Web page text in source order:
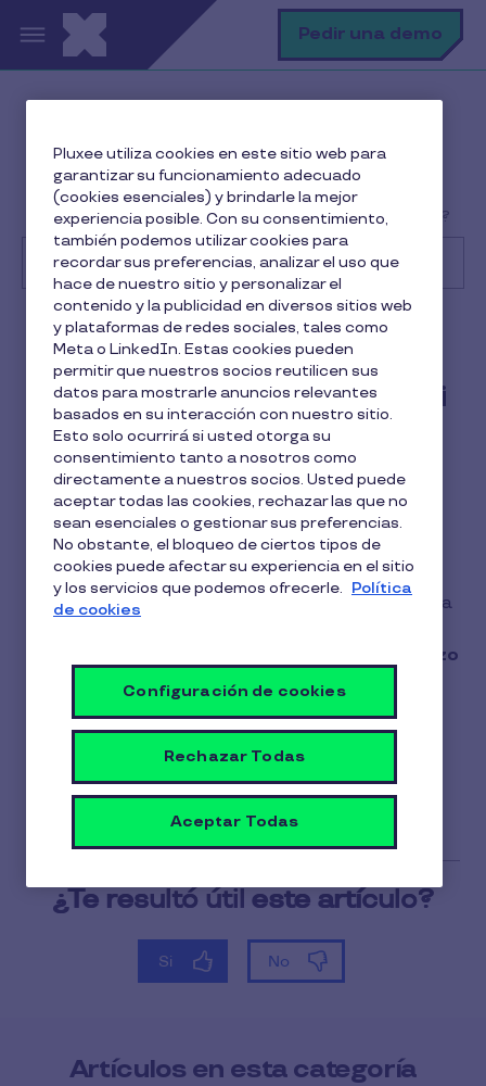
Pasar al contenido principal Pedir una demo
Gestión de beneficios a empleados
¿Cuánto tarda el saldo de mi Tarjeta restaurante
Pluxee en estar disponible desde que se hace la carga?
Buscar
Cliente
¿Cuánto tarda el saldo de mi
Tarjeta restaurante Pluxee
en estar disponible desde
que se hace la carga?
1 min de lectura 4 Noviembre 2025
El saldo de la Tarjeta restaurante Pluxee se carga
el saldo estará disponible en un plazo
de 24 horas laborables
Esto se aplica tanto a la Tarjeta restaurante
como al ticket de transporte Pluxee, asegurando
una gestión ágil para los usuarios.
Artículos en esta categoría
Pluxee utiliza cookies en este sitio web para
garantizar su funcionamiento adecuado
(cookies esenciales) y brindarle la mejor
experiencia posible. Con su consentimiento,
también podemos utilizar cookies para
recordar sus preferencias, analizar el uso que
hace de nuestro sitio y personalizar el
contenido y la publicidad en diversos sitios web
y plataformas de redes sociales, tales como
Meta o LinkedIn. Estas cookies pueden
permitir que nuestros socios reutilicen sus
datos para mostrarle anuncios relevantes
basados en su interacción con nuestro sitio.
Esto solo ocurrirá si usted otorga su
consentimiento tanto a nosotros como
directamente a nuestros socios. Usted puede
aceptar todas las cookies, rechazar las que no
sean esenciales o gestionar sus preferencias.
No obstante, el bloqueo de ciertos tipos de
cookies puede afectar su experiencia en el sitio
y los servicios que podemos ofrecerle. Política
de cookies
Configuración de cookies
Rechazar Todas
Aceptar Todas